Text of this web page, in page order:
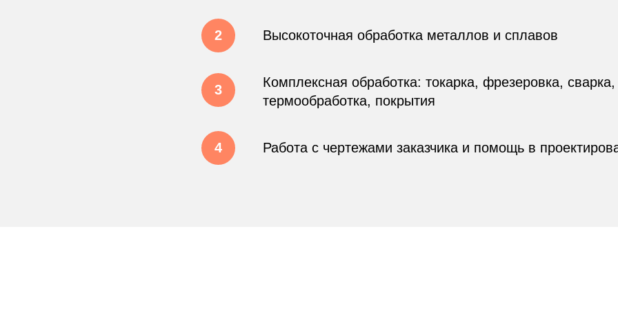
Высокоточная обработка металлов и сплавов
Комплексная обработка: токарка, фрезеровка, сварка,
термообработка, покрытия
Работа с чертежами заказчика и помощь в